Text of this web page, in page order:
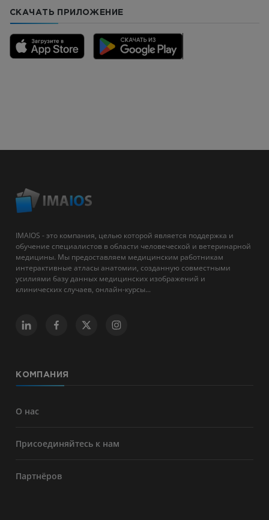
СКАЧАТЬ ПРИЛОЖЕНИЕ
IMAIOS - это компания, целью которой является поддержка и
обучение специалистов в области человеческой и ветеринарной
медицины. Мы предоставляем медицинским работникам
интерактивные атласы анатомии, созданную совместными
усилиями базу данных медицинских изображений и
клинических случаев, онлайн-курсы...
КОМПАНИЯ
О нас
Присоединяйтесь к нам
Партнёров